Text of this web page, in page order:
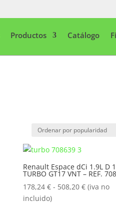
Productos Catálogo
Renault Espace dCi 1.9L D
TURBO GT17 VNT – REF.
178,24 € - 508,20 €Rango
(iva no
incluido)